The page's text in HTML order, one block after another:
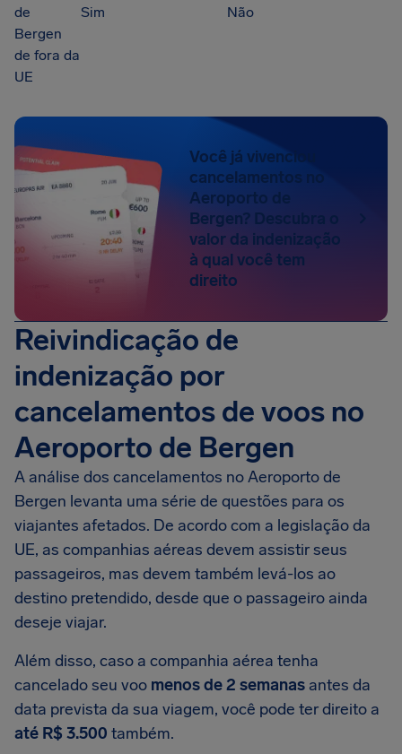
de
Bergen
de fora da
UE
Sim Não
Você já vivenciou
cancelamentos no
Aeroporto de
Bergen? Descubra o
valor da indenização
à qual você tem
direito
Reivindicação de
indenização por
cancelamentos de voos no
Aeroporto de Bergen
A análise dos cancelamentos no Aeroporto de
Bergen levanta uma série de questões para os
viajantes afetados. De acordo com a legislação da
UE, as companhias aéreas devem assistir seus
passageiros, mas devem também levá-los ao
destino pretendido, desde que o passageiro ainda
deseje viajar.
Além disso, caso a companhia aérea tenha
cancelado seu voo menos de 2 semanas antes da
data prevista da sua viagem, você pode ter direito a
até R$ 3.500 também.